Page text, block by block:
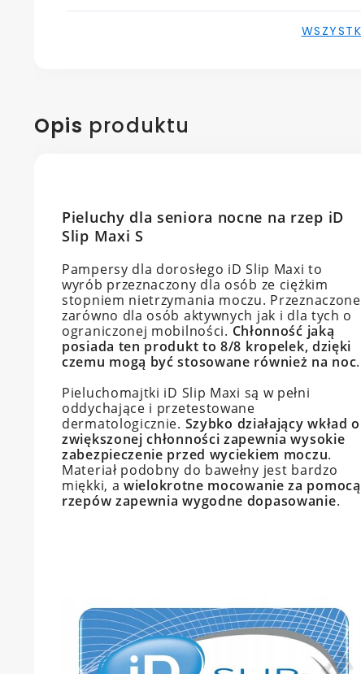
Opis produktu
Pieluchy dla seniora nocne na rzep iD
Slip Maxi S
Pampersy dla dorosłego iD Slip Maxi to
wyrób przeznaczony dla osób ze ciężkim
stopniem nietrzymania moczu. Przeznaczone
zarówno dla osób aktywnych jak i dla tych o
ograniczonej mobilności. Chłonność jaką
posiada ten produkt to 8/8 kropelek, dzięki
czemu mogą być stosowane również na noc.
Pieluchomajtki iD Slip Maxi są w pełni
oddychające i przetestowane
dermatologicznie. Szybko działający wkład o
zwiększonej chłonności zapewnia wysokie
zabezpieczenie przed wyciekiem moczu.
Materiał podobny do bawełny jest bardzo
miękki, a wielokrotne mocowanie za pomocą
rzepów zapewnia wygodne dopasowanie.